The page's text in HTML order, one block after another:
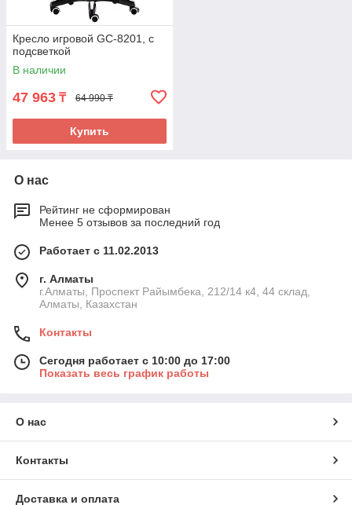
Кресло игровой GC-8201, с
подсветкой
В наличии
47 963 ₸ 64 990 ₸
Купить
О нас
Рейтинг не сформирован
Менее 5 отзывов за последний год
Работает с 11.02.2013
г. Алматы
г.Алматы, Проспект Райымбека, 212/14 к4, 44 склад,
Алматы, Казахстан
Контакты
Сегодня работает с 10:00 до 17:00
Показать весь график работы
О нас
Контакты
Доставка и оплата